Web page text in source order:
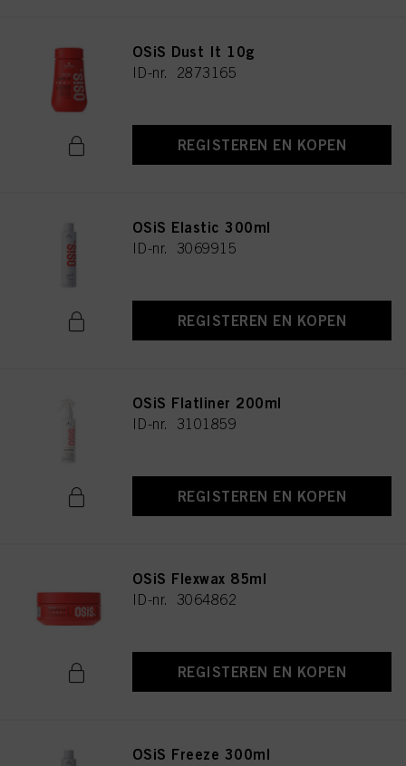
OSiS Dust It 10g
ID-nr. 2873165
REGISTEREN EN KOPEN
OSiS Elastic 300ml
ID-nr. 3069915
REGISTEREN EN KOPEN
OSiS Flatliner 200ml
ID-nr. 3101859
REGISTEREN EN KOPEN
OSiS Flexwax 85ml
ID-nr. 3064862
REGISTEREN EN KOPEN
OSiS Freeze 300ml